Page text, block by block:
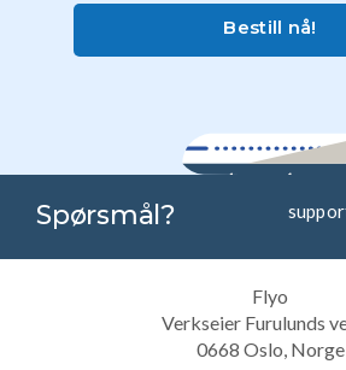
Bestill nå!
Spørsmål?
Flyo
Verkseier Furulunds
0668 Oslo, Norge